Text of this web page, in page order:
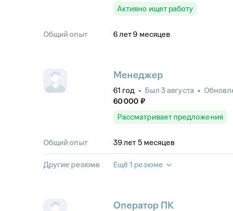
Активно ищет работу
Общий опыт 6лет 9 месяцев
Менеджер
61 год • Был 3 августа •
60 000 ₽
Рассматривает предложения
Общий опыт 39лет 5 месяцев
Другие резюме Ещё 1 резюме
Оператор ПК